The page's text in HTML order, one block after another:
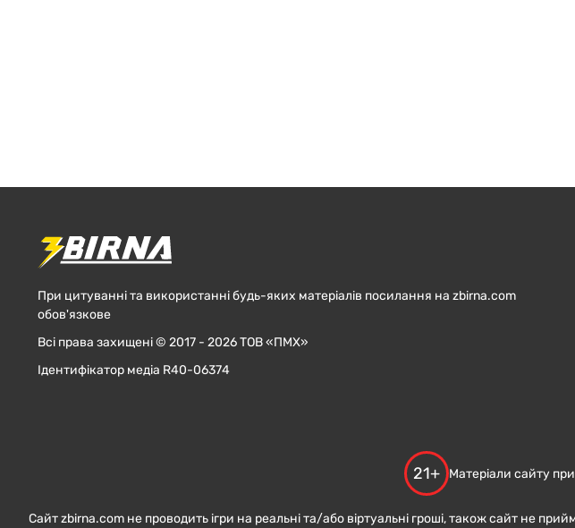
При цитуванні та використанні будь-яких матеріалів посилання на zbirna.com
обов'язкове
Всі права захищені © 2017 - 2026 ТОВ «ПМХ»
Ідентифікатор медіа R40-06374
21+ Матеріали сайту
Сайт zbirna.com не проводить ігри на реальні та/або віртуальні гроші, також сайт не